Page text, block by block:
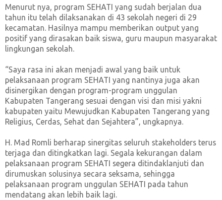
Menurut nya, program SEHATI yang sudah berjalan dua
tahun itu telah dilaksanakan di 43 sekolah negeri di 29
kecamatan. Hasilnya mampu memberikan output yang
positif yang dirasakan baik siswa, guru maupun masyarakat
lingkungan sekolah.
“Saya rasa ini akan menjadi awal yang baik untuk
pelaksanaan program SEHATI yang nantinya juga akan
disinergikan dengan program-program unggulan
Kabupaten Tangerang sesuai dengan visi dan misi yakni
kabupaten yaitu Mewujudkan Kabupaten Tangerang yang
Religius, Cerdas, Sehat dan Sejahtera”, ungkapnya.
H. Mad Romli berharap sinergitas seluruh stakeholders terus
terjaga dan ditingkatkan lagi. Segala kekurangan dalam
pelaksanaan program SEHATI segera ditindaklanjuti dan
dirumuskan solusinya secara seksama, sehingga
pelaksanaan program unggulan SEHATI pada tahun
mendatang akan lebih baik lagi.